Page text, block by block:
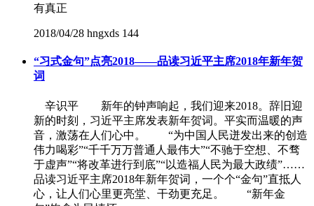
有真正
2018/04/28 hngxds 144
“习式金句”点亮2018——品读习近平主席2018年新年贺
词
辛识平 新年的钟声响起，我们迎来2018。辞旧迎
新的时刻，习近平主席发表新年贺词。平实而温暖的声
音，激荡在人们心中。 “为中国人民迸发出来的创造
伟力喝彩”“千千万万普通人最伟大”“不驰于空想、不骛
于虚声”“将改革进行到底”“以造福人民为最大政绩”……
品读习近平主席2018年新年贺词，一个个“金句”直抵人
心，让人们心里更亮堂、干劲更充足。 “新年金